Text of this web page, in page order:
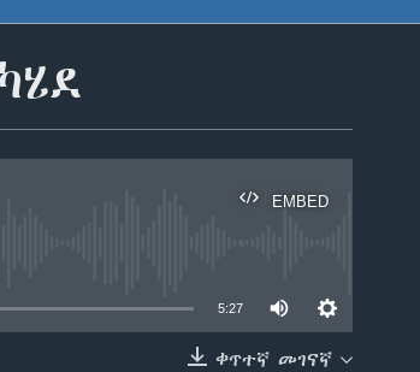
EMBED
5:27
ቀጥተኛ መገናኛ